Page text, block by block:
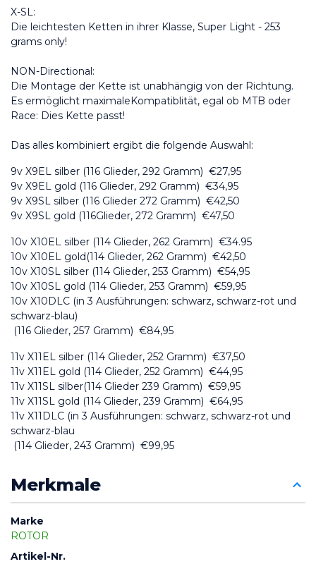
X-SL:
Die leichtesten Ketten in ihrer Klasse, Super Light - 253
grams only!
NON-Directional:
Die Montage der Kette ist unabhängig von der Richtung.
Es ermöglicht maximaleKompatiblität, egal ob MTB oder
Race: Dies Kette passt!
Das alles kombiniert ergibt die folgende Auswahl:
9v X9EL silber (116 Glieder, 292 Gramm)  €27,95
9v X9EL gold (116 Glieder, 292 Gramm)  €34,95
9v X9SL silber (116 Glieder 272 Gramm)  €42,50
9v X9SL gold (116Glieder, 272 Gramm)  €47,50
10v X10EL silber (114 Glieder, 262 Gramm)  €34.95
10v X10EL gold(114 Glieder, 262 Gramm)  €42,50
10v X10SL silber (114 Glieder, 253 Gramm)  €54,95
10v X10SL gold (114 Glieder, 253 Gramm)  €59,95
10v X10DLC (in 3 Ausführungen: schwarz, schwarz-rot und
schwarz-blau)
(116 Glieder, 257 Gramm)  €84,95
11v X11EL silber (114 Glieder, 252 Gramm)  €37,50
11v X11EL gold (114 Glieder, 252 Gramm)  €44,95
11v X11SL silber(114 Glieder 239 Gramm)  €59,95
11v X11SL gold (114 Glieder, 239 Gramm)  €64,95
11v X11DLC (in 3 Ausführungen: schwarz, schwarz-rot und
schwarz-blau
(114 Glieder, 243 Gramm)  €99,95
Merkmale
Marke
ROTOR
Artikel-Nr.